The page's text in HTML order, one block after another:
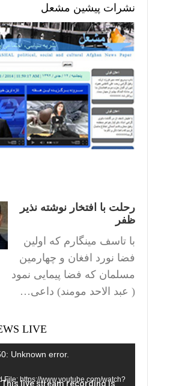
نشرات پیشین مشعل
رحلت با افتخار نوشته نذیر
ظفر
با تاسف مینگارم که اولین
فضا نورد افغان و چهارمین
مسلمان که فضا پیمایی نمود
( عبد الاحد مومند) داعی…
LIVE
Unknown error.
File: https://www.youtube.com/watch?